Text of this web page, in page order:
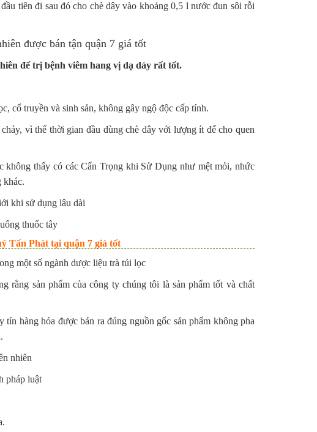
tiên đi sau đó cho chè dây vào khoảng 0,5 l nước đun sôi rỗi
để trị bệnh viêm hang vị dạ dày rất tốt.
cổ truyền và sinh sản, không gây ngộ độc cấp tính.
vì thế thời gian đầu dùng chè dây với lượng ít để cho quen
không thấy có các Cẩn Trọng khi Sử Dụng như mệt mỏi, nhức
khác.
khi sử dụng lâu dài
thuốc tây
Tấn Phát tại quận 7 giá tốt
một số ngành dược liệu trà túi lọc
rằng sản phẩm của công ty chúng tôi là sản phẩm tốt và chất
hàng hóa được bán ra đúng nguồn gốc sản phẩm không pha
nhiên
pháp luật